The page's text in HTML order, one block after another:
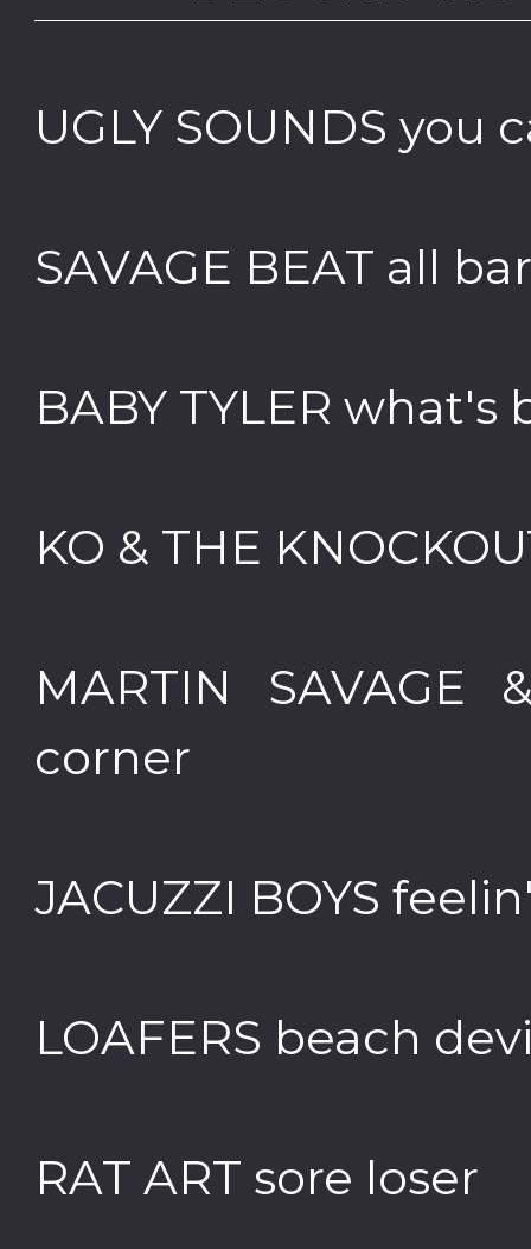
UGLY SOUNDS
SAVAGE BEAT all
BABY TYLER what's
KO & THE
MARTIN SAVAGE
corner
JACUZZI BOYS
LOAFERS beach
RAT ART sore loser